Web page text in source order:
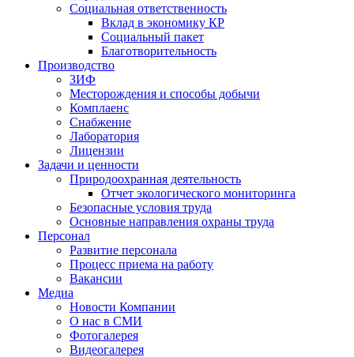
Социальная ответственность
Вклад в экономику КР
Социальный пакет
Благотворительность
Производство
ЗИФ
Месторождения и способы добычи
Комплаенс
Снабжение
Лаборатория
Лицензии
Задачи и ценности
Природоохранная деятельность
Отчет экологического мониторинга
Безопасные условия труда
Основные направления охраны труда
Персонал
Развитие персонала
Процесс приема на работу
Вакансии
Медиа
Новости Компании
О нас в СМИ
Фотогалерея
Видеогалерея